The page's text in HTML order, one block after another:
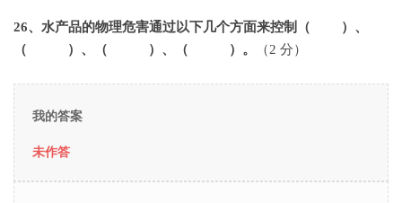
26、水产品的物理危害通过以下几个方面来控制（ ）、
（ ）、（ ）、（ ）。
（2 分）
我的答案
未作答